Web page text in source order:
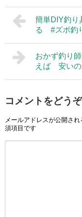
簡単DIY釣り
る #ズボ釣
おかず釣り
えば 安いの
コメントをどうぞ
メールアドレスが公開され
須項目です